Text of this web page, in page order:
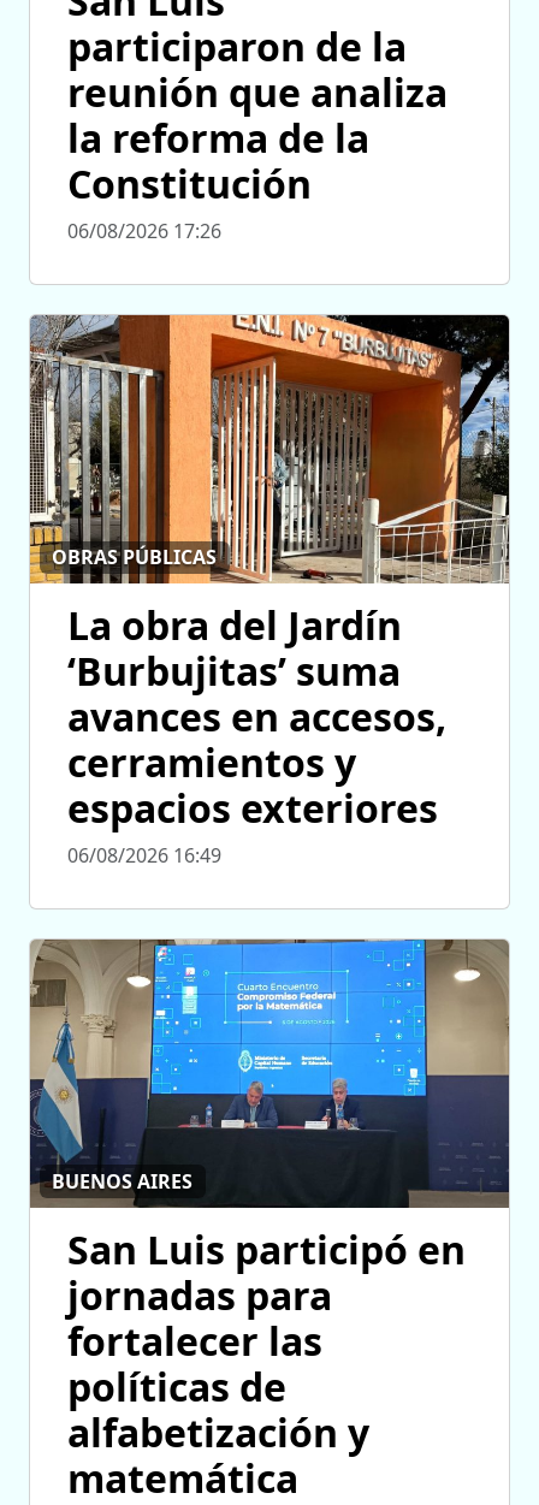
participaron de la
reunión que analiza
la reforma de la
Constitución
06/08/2026 17:26
OBRAS PÚBLICAS
La obra del Jardín
‘Burbujitas’ suma
avances en accesos,
cerramientos y
espacios exteriores
06/08/2026 16:49
BUENOS AIRES
San Luis participó en
jornadas para
fortalecer las
políticas de
alfabetización y
matemática